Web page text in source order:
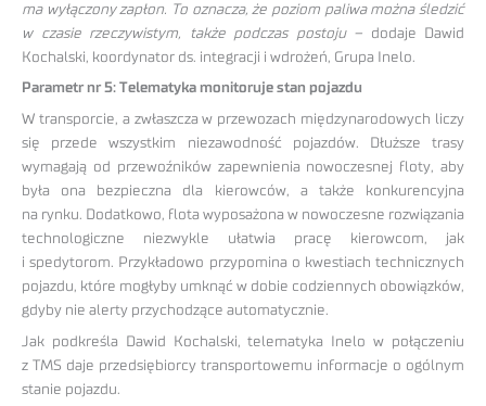
ma wyłączony zapłon. To oznacza, że poziom paliwa można śledzić
w czasie rzeczywistym, także podczas postoju – dodaje Dawid
Kochalski, koordynator ds. integracji i wdrożeń, Grupa Inelo.
Parametr nr 5: Telematyka monitoruje stan pojazdu
W transporcie, a zwłaszcza w przewozach międzynarodowych liczy
się przede wszystkim niezawodność pojazdów. Dłuższe trasy
wymagają od przewoźników zapewnienia nowoczesnej floty, aby
była ona bezpieczna dla kierowców, a także konkurencyjna
na rynku. Dodatkowo, flota wyposażona w nowoczesne rozwiązania
technologiczne niezwykle ułatwia pracę kierowcom, jak
i spedytorom. Przykładowo przypomina o kwestiach technicznych
pojazdu, które mogłyby umknąć w dobie codziennych obowiązków,
gdyby nie alerty przychodzące automatycznie.
Jak podkreśla Dawid Kochalski, telematyka Inelo w połączeniu
z TMS daje przedsiębiorcy transportowemu informacje o ogólnym
stanie pojazdu.